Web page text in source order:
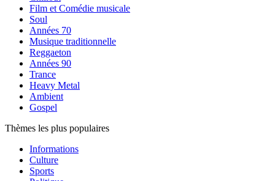
Film et Comédie musicale
Soul
Années 70
Musique traditionnelle
Reggaeton
Années 90
Trance
Heavy Metal
Ambient
Gospel
Thèmes les plus populaires
Informations
Culture
Sports